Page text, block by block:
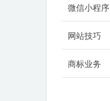
微信小程序
网站技巧
商标业务